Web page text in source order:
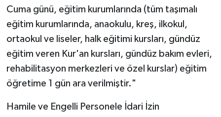
Cuma günü, eğitim kurumlarında (tüm taşımalı
eğitim kurumlarında, anaokulu, kreş, ilkokul,
ortaokul ve liseler, halk eğitimi kursları, gündüz
eğitim veren Kur'an kursları, gündüz bakım evleri,
rehabilitasyon merkezleri ve özel kurslar) eğitim
öğretime 1 gün ara verilmiştir."
Hamile ve Engelli Personele İdari İzin